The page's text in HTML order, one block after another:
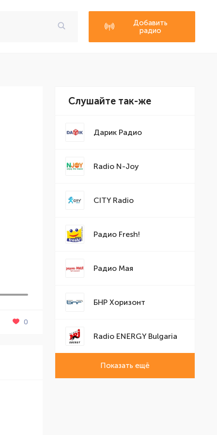
Добавить
радио
0
Слушайте так-же
Дарик Радио
Radio N-Joy
CITY Radio
Радио Fresh!
Радио Мая
БНР Хоризонт
Radio ENERGY Bulgaria
Показать ещё